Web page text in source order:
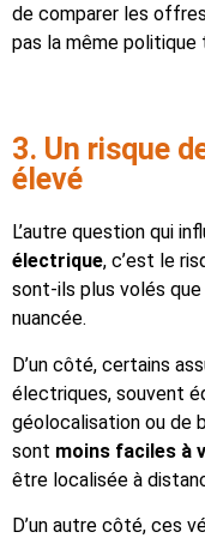
de comparer les
pas la même politique
3. Un risque
élevé
L’autre question qui
électrique, c’est le
sont-ils plus volés
nuancée.
D’un côté, certains
électriques, souvent
géolocalisation ou de
sont moins faciles à
être localisée à
D’un autre côté, ces